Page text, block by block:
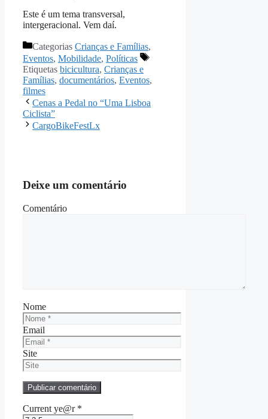
Este é um tema transversal,
intergeracional. Vem daí.
Categorias Crianças e Famílias,
Eventos, Mobilidade, Políticas
Etiquetas bicicultura, Crianças e
Famílias, documentários, Eventos,
filmes
Cenas a Pedal no “Uma Lisboa
Ciclista”
CargoBikeFestLx
Deixe um comentário
Comentário
Nome
Email
Site
Current ye@r *